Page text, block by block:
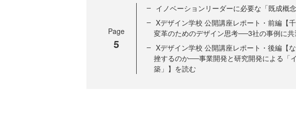
Page
5
イノベーションリーダーに必要な「既成概
Xデザイン学校 公開講座レポート・前編【
変革のためのデザイン思考──3社の事例に
Xデザイン学校 公開講座レポート・後編【
挫するのか──事業開発と研究開発による「
築」】を読む